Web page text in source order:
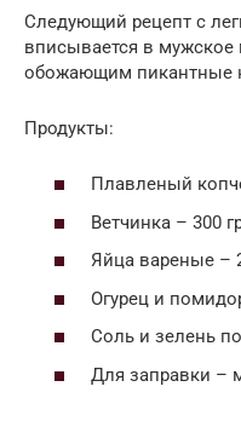
Следующий рецепт с
вписывается в
обожающим пикантные
Продукты:
Плавленый
Ветчинка – 300
Яйца вареные –
Огурец и
Соль и зелень
Для заправки –